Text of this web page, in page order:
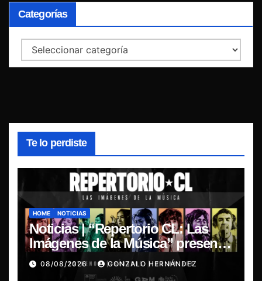
Categorías
Categorías
Te lo perdiste
HOME NOTICIAS
Noticias | “Repertorio CL: Las
Imágenes de la Música” presenta
la esencia del nuevo sonido
nacional
08/08/2026 GONZALO HERNÁNDEZ